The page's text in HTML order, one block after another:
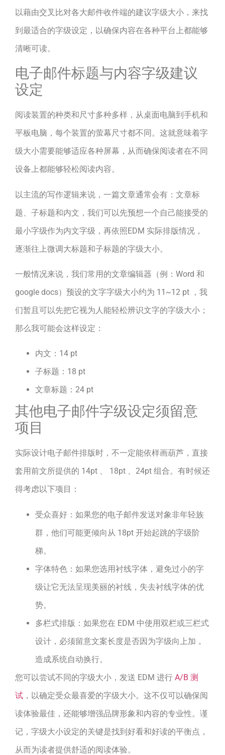
以藉由交叉比对各大邮件收件端的建议字级大小，来找
到最适合的字级设定，以确保内容在各种平台上都能够
清晰可读。
电子邮件标题与内容字级建议
设定
阅读装置的种类和尺寸多种多样，从桌面电脑到手机和
平板电脑，每个装置的萤幕尺寸都不同。这就意味着字
级大小需要能够适应各种屏幕，从而确保阅读者在不同
设备上都能够轻松阅读内容。
以主流的写作逻辑来说，一篇文章通常会有：文章标
题、子标题和内文，我们可以先预想一个自己能接受的
最小字级作为内文字级，再依照EDM 实际排版情况，
逐渐往上微调大标题和子标题的字级大小。
一般情况来说，我们常用的文章编辑器（例：Word 和
google docs）预设的文字字级大小约为 11~12 pt ，我
们暂且可以先把它视为人能轻松辨识文字的字级大小；
那么我可能会这样设定：
内文：14 pt
子标题：18 pt
文章标题：24 pt
其他电子邮件字级设定须留意
项目
实际设计电子邮件排版时，不一定能依样画葫芦，直接
套用前文所提供的 14pt 、 18pt 、24pt 组合。有时候还
得考虑以下项目：
受众喜好：如果您的电子邮件发送对象非年轻族
群，他们可能更倾向从 18pt 开始起跳的字级阶
梯。
字体特色：如果您选用衬线字体，避免过小的字
级让它无法呈现美丽的衬线，失去衬线字体的优
势。
多栏式排版：如果您在 EDM 中使用双栏或三栏式
设计，必须留意文案长度是否因为字级向上加，
造成系统自动换行。
您可以尝试不同的字级大小，发送 EDM 进行 A/B 测
试 ，以确定受众最喜爱的字级大小。这不仅可以确保阅
读体验最佳，还能够增强品牌形象和内容的专业性。谨
记，字级大小设定的关键是找到好看和好读的平衡点，
从而为读者提供舒适的阅读体验。